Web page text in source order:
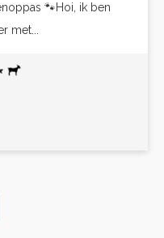
🐾Hoi, ik ben
met...